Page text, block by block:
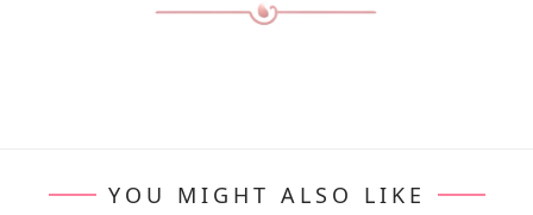
YOU MIGHT ALSO LIKE